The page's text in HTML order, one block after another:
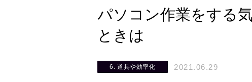
パソコン作業をする
ときは
6. 道具や効率化 2021.06.29